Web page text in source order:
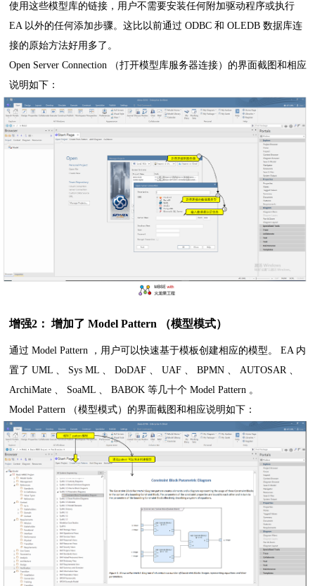
使用这些模型库的链接，用户不需要安装任何附加驱动程序或执行
EA 以外的任何添加步骤。这比以前通过 ODBC 和 OLEDB 数据库连
接的原始方法好用多了。
Open Server Connection （打开模型库服务器连接）的界面截图和相应
说明如下：
增强2： 增加了 Model Pattern （模型模式）
通过 Model Pattern ，用户可以快速基于模板创建相应的模型。 EA 内
置了 UML 、 Sys ML 、 DoDAF 、 UAF 、 BPMN 、 AUTOSAR 、
ArchiMate 、 SoaML 、 BABOK 等几十个 Model Pattern 。
Model Pattern （模型模式）的界面截图和相应说明如下：